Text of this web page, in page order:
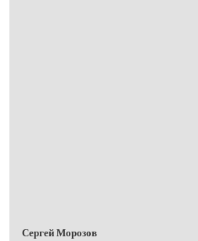
Сергей Морозов